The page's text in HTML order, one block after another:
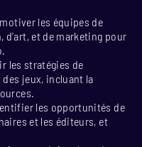
les équipes de
d'art, et de marketing pour
les stratégies de
jeux, incluant la
les opportunités de
et les éditeurs, et